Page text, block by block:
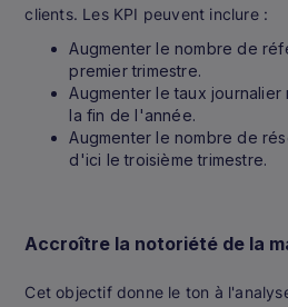
clients. Les KPI peuvent inclure :
Augmenter le nombre de
premier trimestre.
Augmenter le taux
la fin de l'année.
Augmenter le nombre de
d'ici le troisième trimestre.
Accroître la notoriété de la
Cet objectif donne le ton à